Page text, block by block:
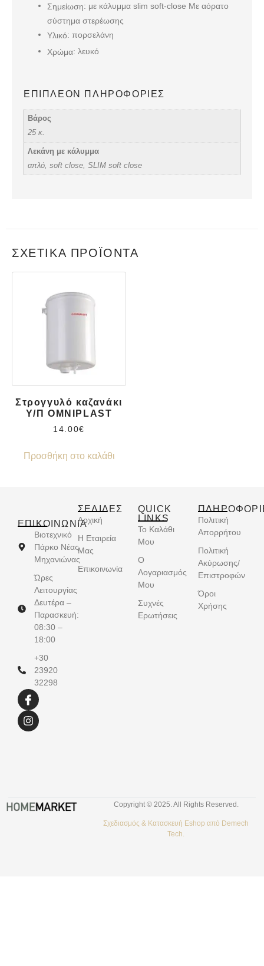
Σημείωση: με κάλυμμα slim soft-close Με αόρατο
σύστημα στερέωσης
Υλικό: πορσελάνη
Χρώμα: λευκό
ΕΠΙΠΛΈΟΝ ΠΛΗΡΟΦΟΡΊΕΣ
Βάρος
25 κ.
Λεκάνη με κάλυμμα
απλό, soft close, SLIM soft close
ΣΧΕΤΙΚΆ ΠΡΟΪΌΝΤΑ
Στρογγυλό καζανάκι
Υ/Π OMNIPLAST
14.00€
Προσθήκη στο καλάθι
ΕΠΙΚΟΙΝΩΝΊΑ
Βιοτεχνικό
Πάρκο Νέας
Μηχανιώνας
Ώρες
Λειτουργίας
Δευτέρα –
Παρασκευή:
08:30 –
18:00
+30
23920
32298
ΣΕΛΙΔΕΣ
Αρχική
Η Εταιρεία
Μας
Επικοινωνία
QUICK
LINKS
Το Καλάθι
Μου
Ο
Λογαριασμός
Μου
Συχνές
Ερωτήσεις
Πολιτική
Απορρήτου
Πολιτική
Ακύρωσης/
Επιστροφών
Όροι
Χρήσης
Copyright © 2025. All Rights Reserved.
Σχεδιασμός & Κατασκευή Eshop από Demech
Tech.